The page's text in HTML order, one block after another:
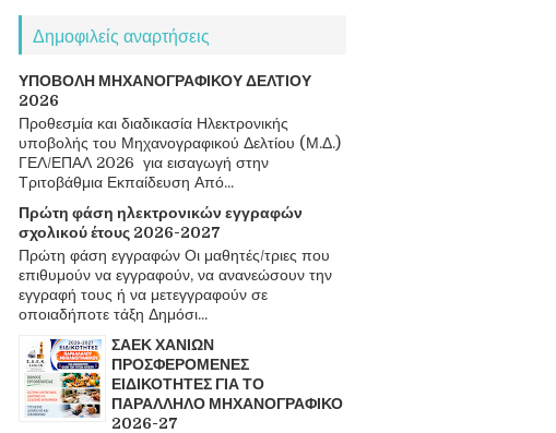
Δημοφιλείς αναρτήσεις
ΥΠΟΒΟΛΗ ΜΗΧΑΝΟΓΡΑΦΙΚΟΥ ΔΕΛΤΙΟΥ
2026
Προθεσμία και διαδικασία Ηλεκτρονικής
υποβολής του Μηχανογραφικού Δελτίου (Μ.Δ.)
ΓΕΛ/ΕΠΑΛ 2026 για εισαγωγή στην
Τριτοβάθμια Εκπαίδευση Από...
Πρώτη φάση ηλεκτρονικών εγγραφών
σχολικού έτους 2026-2027
Πρώτη φάση εγγραφών Οι μαθητές/τριες που
επιθυμούν να εγγραφούν, να ανανεώσουν την
εγγραφή τους ή να μετεγγραφούν σε
οποιαδήποτε τάξη Δημόσι...
ΣΑΕΚ ΧΑΝΙΩΝ
ΠΡΟΣΦΕΡΟΜΕΝΕΣ
ΕΙΔΙΚΟΤΗΤΕΣ ΓΙΑ ΤΟ
ΠΑΡΑΛΛΗΛΟ ΜΗΧΑΝΟΓΡΑΦΙΚΟ
2026-27